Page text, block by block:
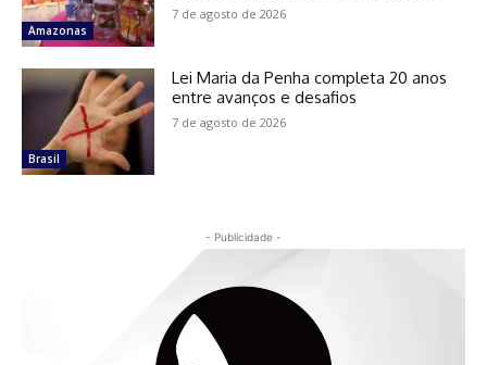
Amazonas
7 de agosto de 2026
Brasil
Lei Maria da Penha completa 20 anos
entre avanços e desafios
7 de agosto de 2026
- Publicidade -